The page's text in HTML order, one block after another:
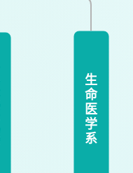
生
命
医
学
系